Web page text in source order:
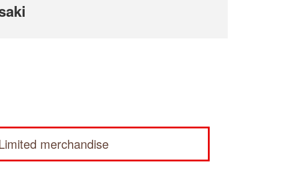
merchandise